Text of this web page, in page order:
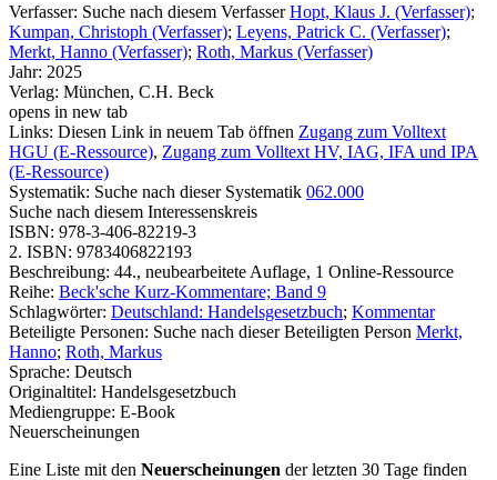
Verfasser: Suche nach diesem Verfasser Hopt, Klaus J. (Verfasser);
Kumpan, Christoph (Verfasser); Leyens, Patrick C. (Verfasser);
Merkt, Hanno (Verfasser); Roth, Markus (Verfasser)
Jahr: 2025
Verlag: München, C.H. Beck
opens in new tab
Links: Diesen Link in neuem Tab öffnen Zugang zum Volltext
HGU (E-Ressource), Zugang zum Volltext HV, IAG, IFA und IPA
(E-Ressource)
Systematik: Suche nach dieser Systematik 062.000
Suche nach diesem Interessenskreis
ISBN: 978-3-406-82219-3
2. ISBN: 9783406822193
Beschreibung: 44., neubearbeitete Auflage, 1 Online-Ressource
Reihe: Beck'sche Kurz-Kommentare; Band 9
Schlagwörter: Deutschland: Handelsgesetzbuch; Kommentar
Beteiligte Personen: Suche nach dieser Beteiligten Person Merkt,
Hanno; Roth, Markus
Sprache: Deutsch
Originaltitel: Handelsgesetzbuch
Mediengruppe: E-Book
Neuerscheinungen
Eine Liste mit den Neuerscheinungen der letzten 30 Tage finden